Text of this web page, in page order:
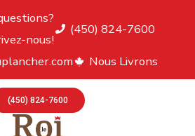
nous!
(450) 824-7600
Nous Livrons
(450) 824-7600